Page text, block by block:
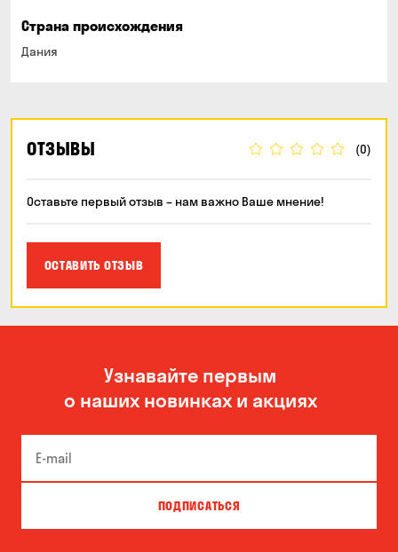
Страна происхождения
Дания
ОТЗЫВЫ (0)
Оставьте первый отзыв – нам важно Ваше мнение!
ОСТАВИТЬ ОТЗЫВ
Узнавайте первым
о наших новинках и акциях
ПОДПИСАТЬСЯ